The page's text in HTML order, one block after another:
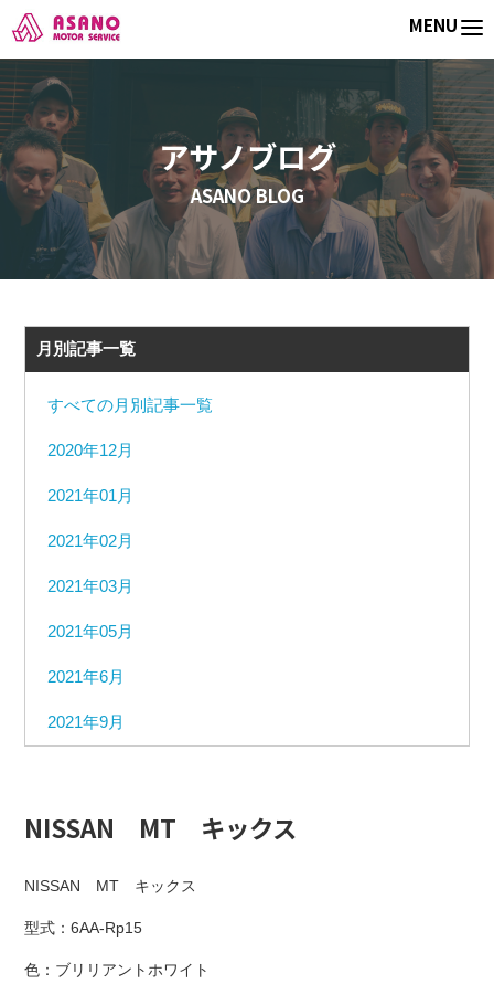
MENU
ホーム
アサノブログ
ASANO BLOG
月別記事一覧
すべての月別記事一覧
2020年12月
2021年01月
2021年02月
2021年03月
2021年05月
2021年6月
2021年9月
NISSAN MT キックス
NISSAN MT キックス
型式：6AA-Rp15
色：ブリリアントホワイト